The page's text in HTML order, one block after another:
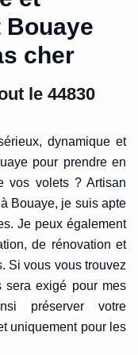
Bouaye
cher
le 44830
dynamique et
pour prendre en
vos volets ? Artisan
Bouaye, je suis apte
Je peux également
de rénovation et
Si vous vous trouvez
sera exigé pour mes
préserver votre
uniquement pour les